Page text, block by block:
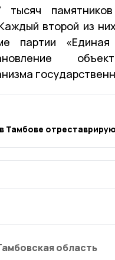
памятников
второй из
партии
Тамбове
область